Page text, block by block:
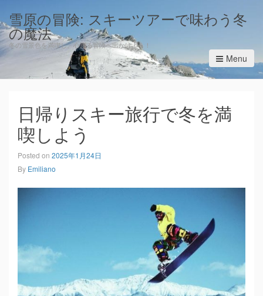
雪原の冒険: スキーツアーで味わう冬
の魔法
冬の雪景色を満喫し、心躍る冒険へ出かけよう！
Menu
日帰りスキー旅行で冬を満
喫しよう
Posted on 2025年1月24日
By Emiliano